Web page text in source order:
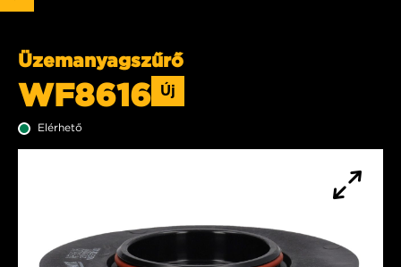
Üzemanyagszűrő
WF8616 Új
Elérhető